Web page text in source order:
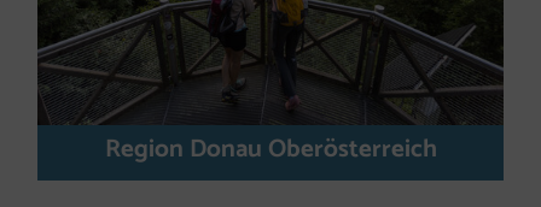
Region Donau Oberösterreich